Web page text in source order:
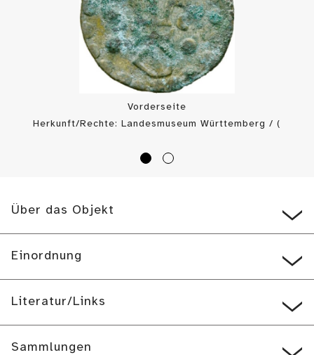
Vorderseite
Herkunft/Rechte: Landesmuseum Württemberg / (
Über das Objekt
Einordnung
Literatur/Links
Sammlungen